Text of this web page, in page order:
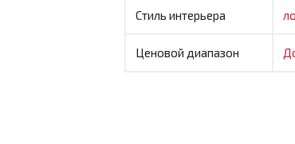
Стиль интерьера
Ценовой диапазон